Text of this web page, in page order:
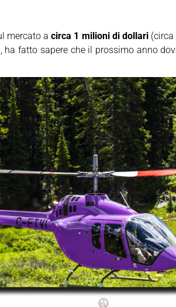
mercato acirca 1 milioni di dollari(circa
ha fatto sapere che il prossimo anno